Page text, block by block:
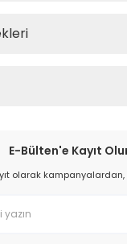
E-Bülten'e Kayıt
olarak